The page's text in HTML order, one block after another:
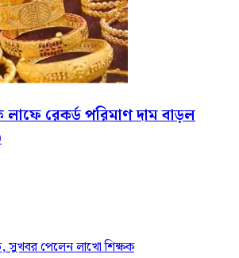
রেকর্ড পরিমাণ দাম বাড়ল
সুখবর পেলেন লাখো শিক্ষক